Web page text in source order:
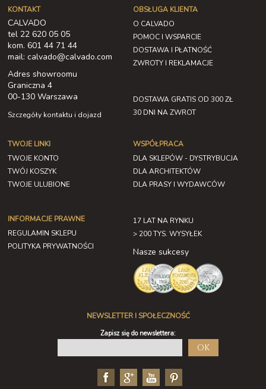
KONTAKT
CALVADO
tel 22 620 05 05
kom. 601 44 71 44
mail: calvado@calvado.com
Adres showroomu
Graniczna 4
00-130 Warszawa
Szczegóły kontaktu i dojazd
OBSŁUGA KLIENTA
O CALVADO
POMOC I WSPARCIE
DOSTAWA I PŁATNOŚĆ
ZWROTY I REKLAMACJE
DOSTAWA GRATIS OD 300 ZŁ
30 DNI NA ZWROT
TWOJE LINKI
TWOJE KONTO
TWÓJ KOSZYK
TWOJE ULUBIONE
INFORMACJE PRAWNE
REGULAMIN SKLEPU
POLITYKA PRYWATNOŚCI
WSPÓŁPRACA
DLA SKLEPÓW - DYSTRYBUCJA
DLA ARCHITEKTÓW
DLA PRASY I WYDAWCÓW
17 LAT NA RYNKU
> 200 TYS. WYSYŁEK
Nasze sukcesy
NEWSLETTER I SPOŁECZNOŚĆ
Zapisz się do newslettera:
OK